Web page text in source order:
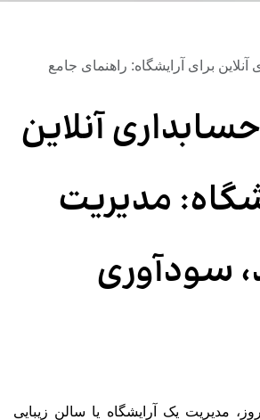
آنلاین برای آرایشگاه: راهنمای جامع
حسابداری آنلاین
مدیریت
سودآوری
مدیریت یک آرایشگاه یا سالن زیبایی